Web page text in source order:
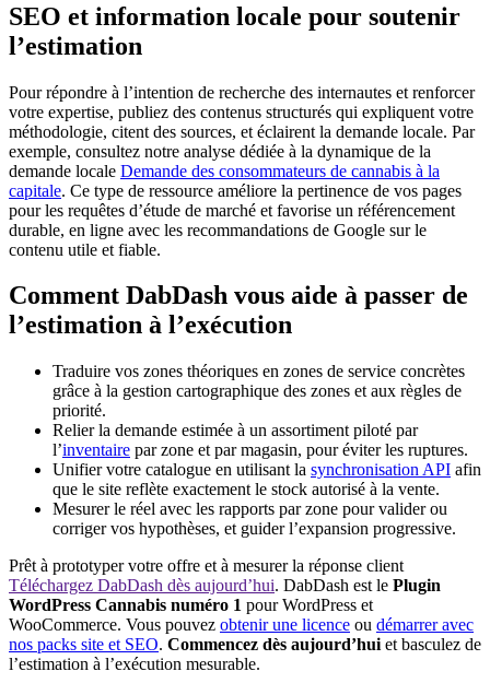
SEO et information locale pour soutenir
l’estimation
Pour répondre à l’intention de recherche des internautes et renforcer
votre expertise, publiez des contenus structurés qui expliquent votre
méthodologie, citent des sources, et éclairent la demande locale. Par
exemple, consultez notre analyse dédiée à la dynamique de la
demande locale Demande des consommateurs de cannabis à la
capitale. Ce type de ressource améliore la pertinence de vos pages
pour les requêtes d’étude de marché et favorise un référencement
durable, en ligne avec les recommandations de Google sur le
contenu utile et fiable.
Comment DabDash vous aide à passer de
l’estimation à l’exécution
Traduire vos zones théoriques en zones de service concrètes
grâce à la gestion cartographique des zones et aux règles de
priorité.
Relier la demande estimée à un assortiment piloté par
l’inventaire par zone et par magasin, pour éviter les ruptures.
Unifier votre catalogue en utilisant la synchronisation API afin
que le site reflète exactement le stock autorisé à la vente.
Mesurer le réel avec les rapports par zone pour valider ou
corriger vos hypothèses, et guider l’expansion progressive.
Prêt à prototyper votre offre et à mesurer la réponse client
Téléchargez DabDash dès aujourd’hui. DabDash est le Plugin
WordPress Cannabis numéro 1 pour WordPress et
WooCommerce. Vous pouvez obtenir une licence ou démarrer avec
nos packs site et SEO. Commencez dès aujourd’hui et basculez de
l’estimation à l’exécution mesurable.